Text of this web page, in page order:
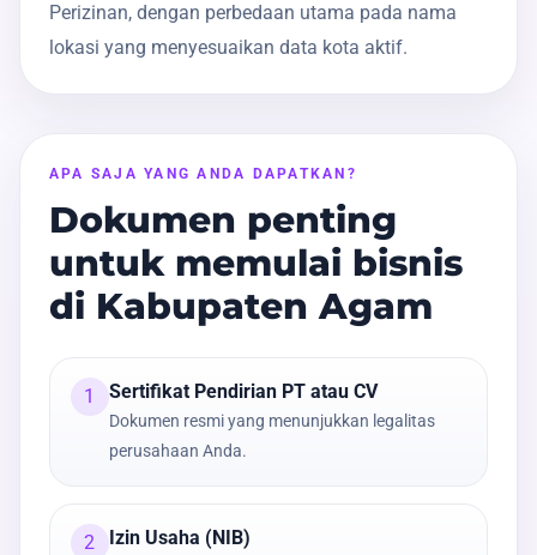
Perizinan, dengan perbedaan utama pada nama
lokasi yang menyesuaikan data kota aktif.
APA SAJA YANG ANDA DAPATKAN?
Dokumen penting
untuk memulai bisnis
di Kabupaten Agam
1 Sertifikat Pendirian PT atau CV
Dokumen resmi yang menunjukkan legalitas
perusahaan Anda.
2 Izin Usaha (NIB)